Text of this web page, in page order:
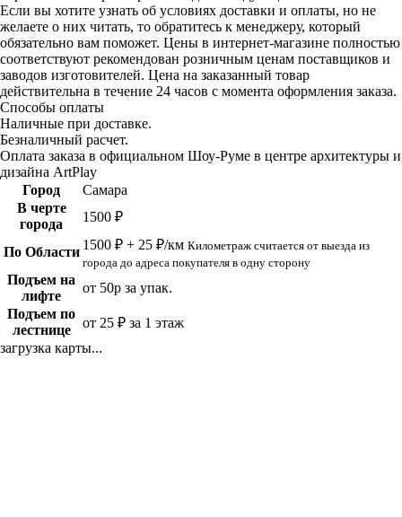
Если вы хотите узнать об условиях доставки и оплаты, но не
желаете о них читать, то обратитесь к менеджеру, который
обязательно вам поможет. Цены в интернет-магазине полностью
соответствуют рекомендован розничным ценам поставщиков и
заводов изготовителей. Цена на заказанный товар
действительна в течение 24 часов с момента оформления заказа.
Способы оплаты
Наличные при доставке.
Безналичный расчет.
Оплата заказа в официальном Шоу-Руме в центре архитектуры и
дизайна ArtPlay
Город
Самара
В черте
города
1500 ₽
По Области 1500 ₽ + 25 ₽/км Километраж считается от выезда из
города до адреса покупателя в одну сторону
Подъем на
лифте
от 50р за упак.
Подъем по
лестнице
от 25 ₽ за 1 этаж
загрузка карты...